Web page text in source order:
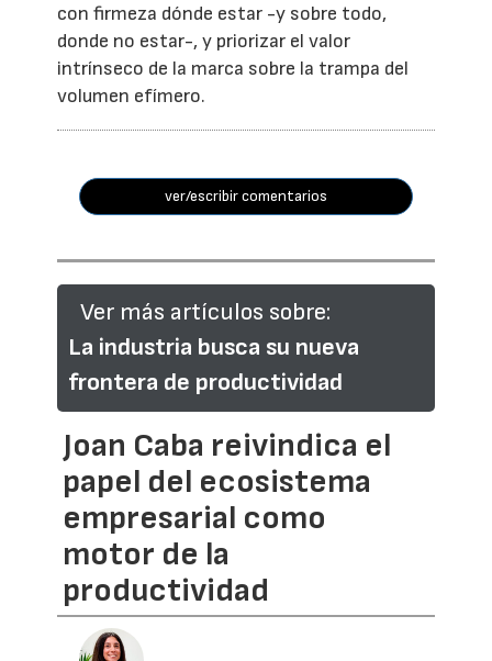
con firmeza dónde estar -y sobre todo,
donde no estar-, y priorizar el valor
intrínseco de la marca sobre la trampa del
volumen efímero.
ver/escribir comentarios
Ver más artículos sobre:
La industria busca su nueva
frontera de productividad
Joan Caba reivindica el
papel del ecosistema
empresarial como
motor de la
productividad